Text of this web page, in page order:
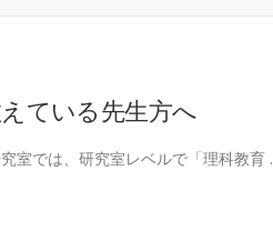
ている先生方へ
室では、研究室レベルで「理科教育